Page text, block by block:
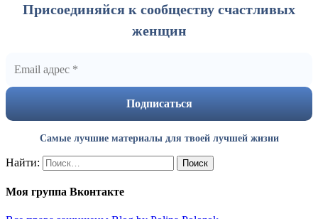
Присоединяйся к сообществу счастливых
женщин
Самые лучшие материалы для твоей лучшей жизни
Найти:
Моя группа Вконтакте